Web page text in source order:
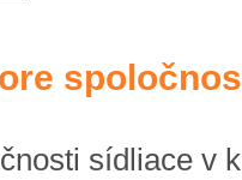
sídliace v